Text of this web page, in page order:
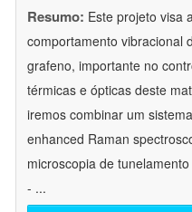
Resumo: Este projeto visa
comportamento vibracional
grafeno, importante no
térmicas e ópticas deste
iremos combinar um
enhanced Raman
microscopia de
- ...